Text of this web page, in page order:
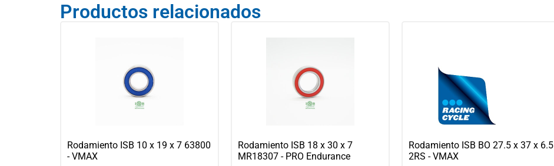
Productos relacionados
Rodamiento ISB 10 x 19 x 7 63800
- VMAX
Rodamiento ISB 18 x 30 x 7
MR18307 - PRO Endurance
Rodamiento ISB BO 27.5 x 37 x 6.5
2RS - VMAX